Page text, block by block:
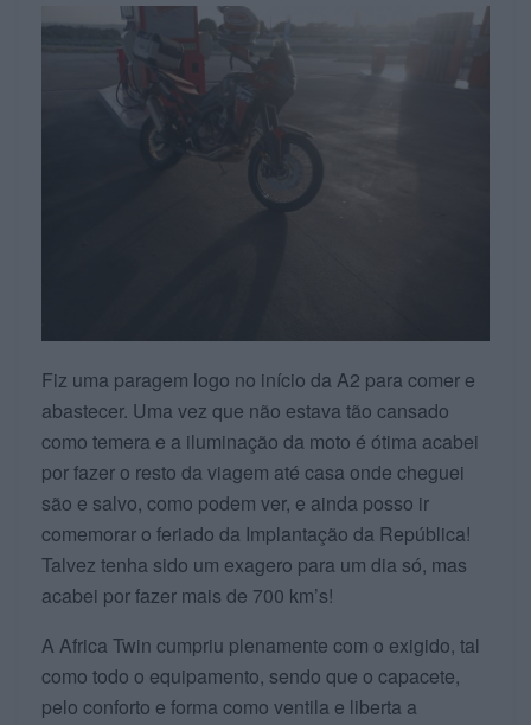
Fiz uma paragem logo no início da A2 para comer e
abastecer. Uma vez que não estava tão cansado
como temera e a iluminação da moto é ótima acabei
por fazer o resto da viagem até casa onde cheguei
são e salvo, como podem ver, e ainda posso ir
comemorar o feriado da Implantação da República!
Talvez tenha sido um exagero para um dia só, mas
acabei por fazer mais de 700 km’s!
A Africa Twin cumpriu plenamente com o exigido, tal
como todo o equipamento, sendo que o capacete,
pelo conforto e forma como ventila e liberta a